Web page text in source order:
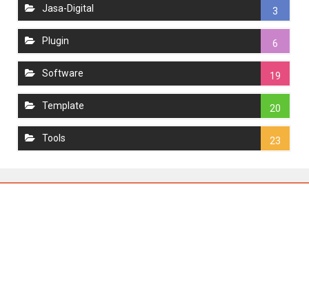
Jasa-Digital 3
Plugin 6
Software 19
Template 20
Tools 23